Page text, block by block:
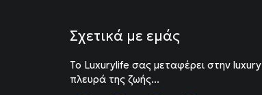
Σχετικά με εμάς
To Luxurylife σας μεταφέρει στην luxury
πλευρά της ζωής...